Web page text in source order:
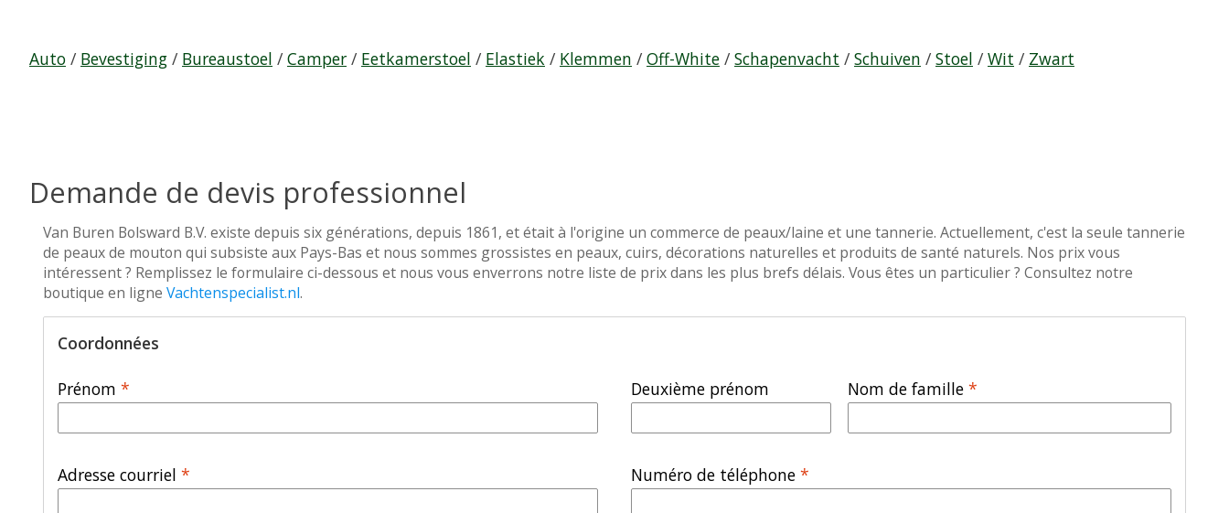
Auto / Bevestiging / Bureaustoel / Camper / Eetkamerstoel / Elastiek / Klemmen / Off-White / Schapenvacht / Schuiven / Stoel / Wit / Zwart
Demande de devis professionnel
Van Buren Bolsward B.V. existe depuis six générations, depuis 1861, et était à l'origine un commerce de peaux/laine et une tannerie. Actuellement, c'est la seule tannerie
de peaux de mouton qui subsiste aux Pays-Bas et nous sommes grossistes en peaux, cuirs, décorations naturelles et produits de santé naturels. Nos prix vous
intéressent ? Remplissez le formulaire ci-dessous et nous vous enverrons notre liste de prix dans les plus brefs délais. Vous êtes un particulier ? Consultez notre
boutique en ligne Vachtenspecialist.nl.
Coordonnées
Prénom * Deuxième prénom Nom de famille *
Adresse courriel * Numéro de téléphone*